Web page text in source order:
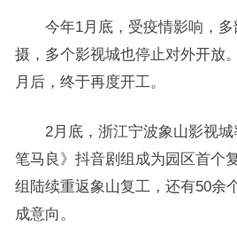
今年1月底，受疫情影响，多
摄，多个影视城也停止对外开放
月后，终于再度开工。
2月底，浙江宁波象山影视城
笔马良》抖音剧组成为园区首个
组陆续重返象山复工，还有50余
成意向。